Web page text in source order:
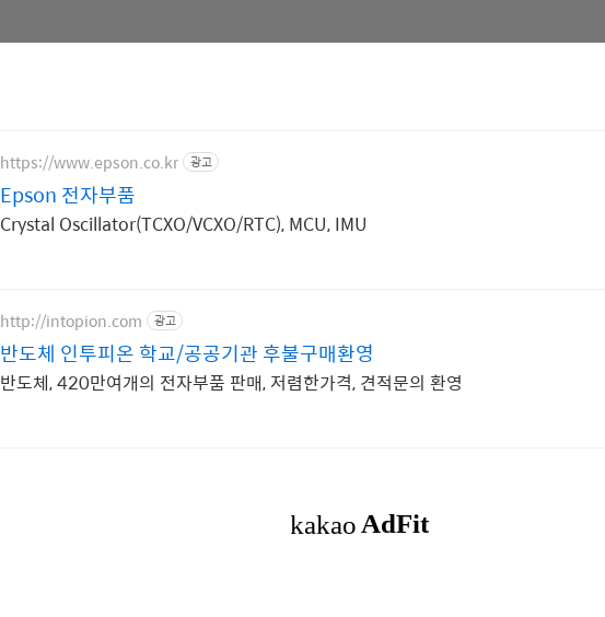
https://www.epson.co.kr 광고
Epson 전자부품
Crystal Oscillator(TCXO/VCXO/RTC), MCU, IMU
http://intopion.com 광고
반도체 인투피온 학교/공공기관 후불구매환영
반도체, 420만여개의 전자부품 판매, 저렴한가격, 견적문의 환영